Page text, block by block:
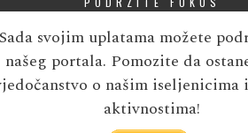
Sada svojim uplatama možete
našeg portala. Pomozite da
o našim
aktivnostima!